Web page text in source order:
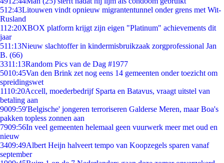
512:43Litouwen vindt opnieuw migrantentunnel onder grens met Wit-
Rusland
112:20XBOX platform krijgt zijn eigen "Platinum" achievements dit
jaar
511:13Nieuw slachtoffer in kindermisbruikzaak zorgprofessional Jan
B. (66)
3311:13Random Pics van de Dag #1977
5010:45Van den Brink zet nog eens 14 gemeenten onder toezicht om
spreidingswet
1110:20Accell, moederbedrijf Sparta en Batavus, vraagt uitstel van
betaling aan
9009:59'Belgische' jongeren terroriseren Galderse Meren, maar Boa's
pakken topless zonnen aan
7909:56In veel gemeenten helemaal geen vuurwerk meer met oud en
nieuw
3409:49Albert Heijn halveert tempo van Koopzegels sparen vanaf
september